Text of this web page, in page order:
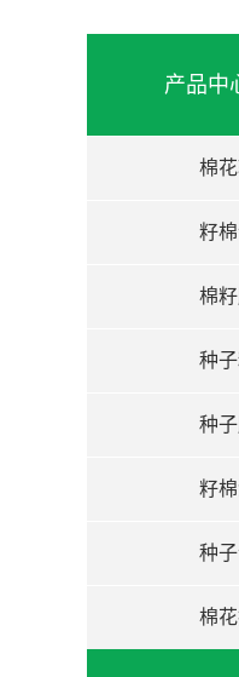
产品中
棉
籽
棉
种
种
籽
种
棉